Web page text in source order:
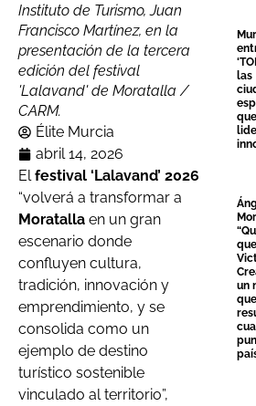
Instituto de Turismo, Juan
Francisco Martínez, en la
presentación de la tercera
edición del festival
'Lalavand' de Moratalla /
CARM.
Élite Murcia
abril 14, 2026
Elfestival ‘Lalavand’ 2026
“volverá a transformar a
Moratalla en un gran
escenario donde
confluyen cultura,
tradición, innovación y
emprendimiento, y se
consolida como un
ejemplo de destino
turístico sostenible
vinculado al territorio”,
las
que
que
un
que